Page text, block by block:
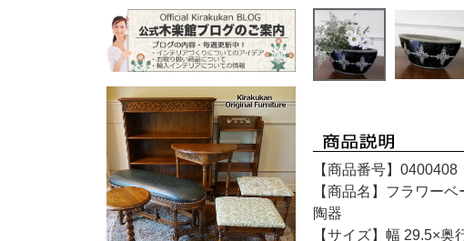
【商品番号】0400408
【商品名】フラワー
陶器
【サイズ】幅 29.5×奥